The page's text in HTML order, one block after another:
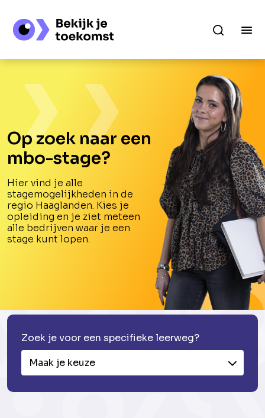
Op zoek naar een
mbo-stage?
Hier vind je alle
stagemogelijkheden in de
regio Haaglanden. Kies je
opleiding en je ziet meteen
alle bedrijven waar je een
stage kunt lopen.
Zoek je voor een specifieke leerweg?
Maak je keuze